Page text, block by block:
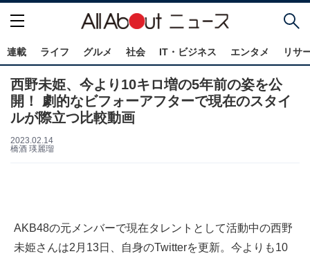
連載 ライフ グルメ 社会 IT・ビジネス エンタメ リサ
西野未姫、今より10キロ増の5年前の姿を公
開！ 劇的なビフォーアフターで現在のスタイ
ルが際立つ比較動画
2023.02.14
橋酒 瑛麗瑠
AKB48の元メンバーで現在タレントとして活動中の西野
未姫さんは2月13日、自身のTwitterを更新。今よりも10